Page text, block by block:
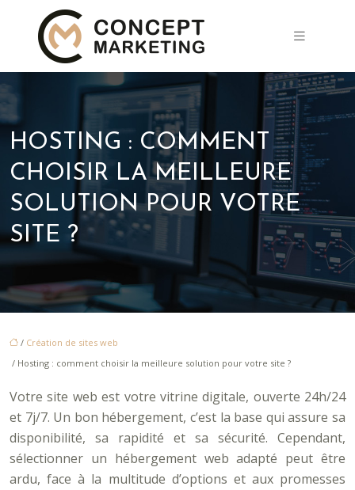
HOSTING : COMMENT
CHOISIR LA MEILLEURE
SOLUTION POUR VOTRE
SITE ?
/ Création de sites web
/ Hosting : comment choisir la meilleure solution pour votre site ?
Votre site web est votre vitrine digitale, ouverte 24h/24
et 7j/7. Un bon hébergement, c’est la base qui assure sa
disponibilité, sa rapidité et sa sécurité. Cependant,
sélectionner un hébergement web adapté peut être
ardu, face à la multitude d’options et aux promesses